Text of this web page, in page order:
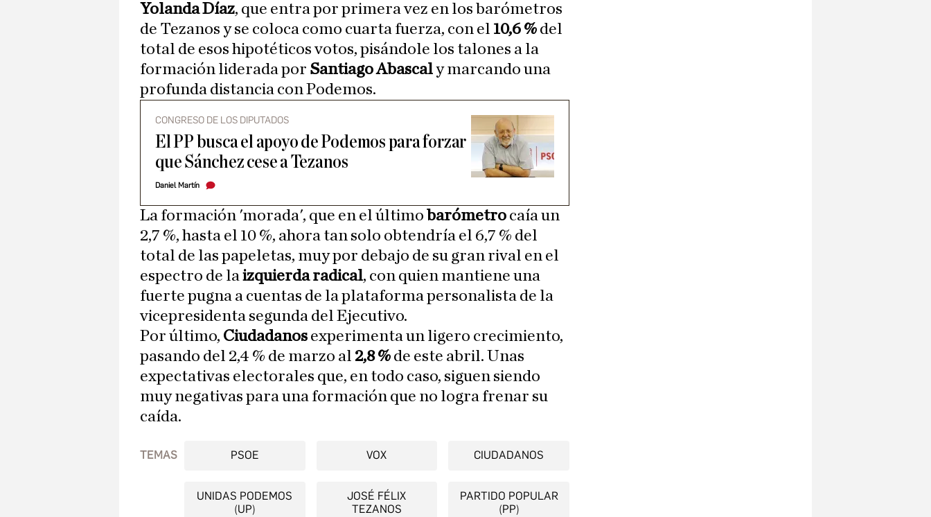
Yolanda Díaz, que entra por primera vez en los barómetros
de Tezanos y se coloca como cuarta fuerza, con el 10,6 % del
total de esos hipotéticos votos, pisándole los talones a la
formación liderada por Santiago Abascaly marcando una
profunda distancia con Podemos.
CONGRESO DE LOS DIPUTADOS
El PP busca el apoyo de Podemos para forzar
que Sánchez cese a Tezanos
Daniel Martín
La formación 'morada', que en el último barómetro caía un
2,7 %, hasta el 10 %, ahora tan solo obtendría el 6,7 % del
total de las papeletas, muy por debajo de su gran rival en el
espectro de laizquierda radical, con quien mantiene una
fuerte pugna a cuentas de la plataforma personalista de la
vicepresidenta segunda del Ejecutivo.
Por último, Ciudadanos experimenta un ligero crecimiento,
pasando del 2,4 % de marzo al 2,8 % de este abril. Unas
expectativas electorales que, en todo caso, siguen siendo
muy negativas para una formación que no logra frenar su
caída.
TEMAS PSOE VOX CIUDADANOS
UNIDAS PODEMOS
(UP)
JOSÉ FÉLIX
TEZANOS
PARTIDO POPULAR
(PP)